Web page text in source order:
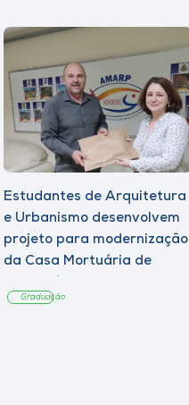
Estudantes de Arquitetura
e Urbanismo desenvolvem
projeto para modernização
da Casa Mortuária de
Graduação